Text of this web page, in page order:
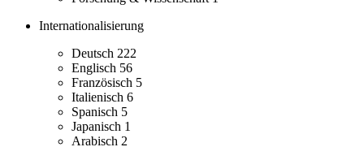
Internationalisierung
Deutsch 222
Englisch 56
Französisch 5
Italienisch 6
Spanisch 5
Japanisch 1
Arabisch 2